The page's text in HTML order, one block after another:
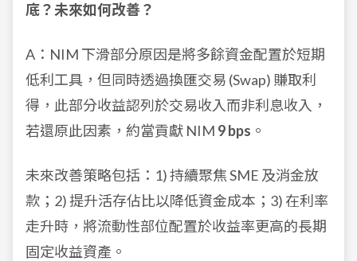
底？未來如何改善？
A：NIM 下滑部分原因是將多餘資金配置於短期
低利工具，但同時透過換匯交易 (Swap) 賺取利
得，此部分收益認列於交易收入而非利息收入，
若還原此因素，約當貢獻 NIM 9 bps 。
未來改善策略包括：1) 持續聚焦 SME 及消金放
款；2) 提升活存佔比以降低資金成本；3) 在利率
走升時，將流動性部位配置於收益率更高的長期
固定收益資產。